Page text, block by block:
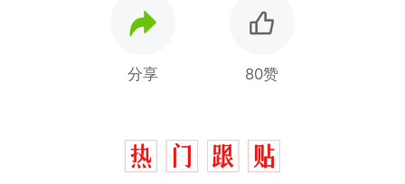
分享 80赞